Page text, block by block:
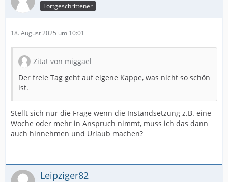
Fortgeschrittener
18. August 2025 um 10:01
Zitat von miggael
Der freie Tag geht auf eigene Kappe, was nicht so schön
ist.
Stellt sich nur die Frage wenn die Instandsetzung z.B. eine
Woche oder mehr in Anspruch nimmt, muss ich das dann
auch hinnehmen und Urlaub machen?
Leipziger82